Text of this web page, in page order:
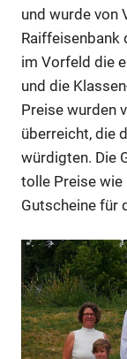
und wurde von
Raiffeisenbank
im Vorfeld die
und die
Preise wurden
überreicht, die
würdigten. Die
tolle Preise
Gutscheine für